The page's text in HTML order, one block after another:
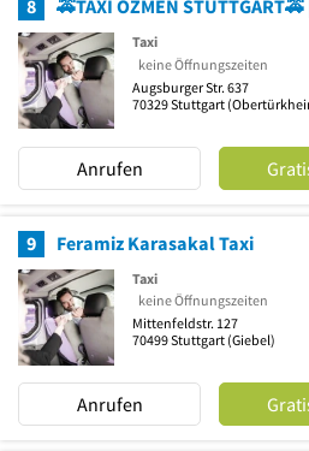
8
Taxi
keine Öffnungszeiten
Augsburger Str. 637
70329Stuttgart
Anrufen
9 Feramiz Karasakal Taxi
Taxi
keine Öffnungszeiten
Mittenfeldstr. 127
70499Stuttgart (Giebel)
Anrufen